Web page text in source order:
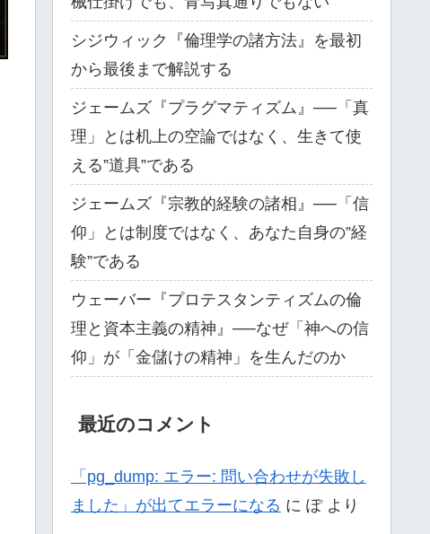
シジウィック『倫理学の諸方法』を最初
から最後まで解説する
ジェームズ『プラグマティズム』──「真
理」とは机上の空論ではなく、生きて使
える”道具”である
ジェームズ『宗教的経験の諸相』──「信
仰」とは制度ではなく、あなた自身の”経
験”である
ウェーバー『プロテスタンティズムの倫
理と資本主義の精神』──なぜ「神への信
仰」が「金儲けの精神」を生んだのか
最近のコメント
「pg_dump: エラー: 問い合わせが失敗し
ました」が出てエラーになる に ぽより